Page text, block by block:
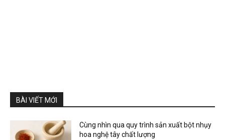
BÀI VIẾT MỚI
Cùng nhìn qua quy trình sản xuất bột nhụy
hoa nghệ tây chất lượng